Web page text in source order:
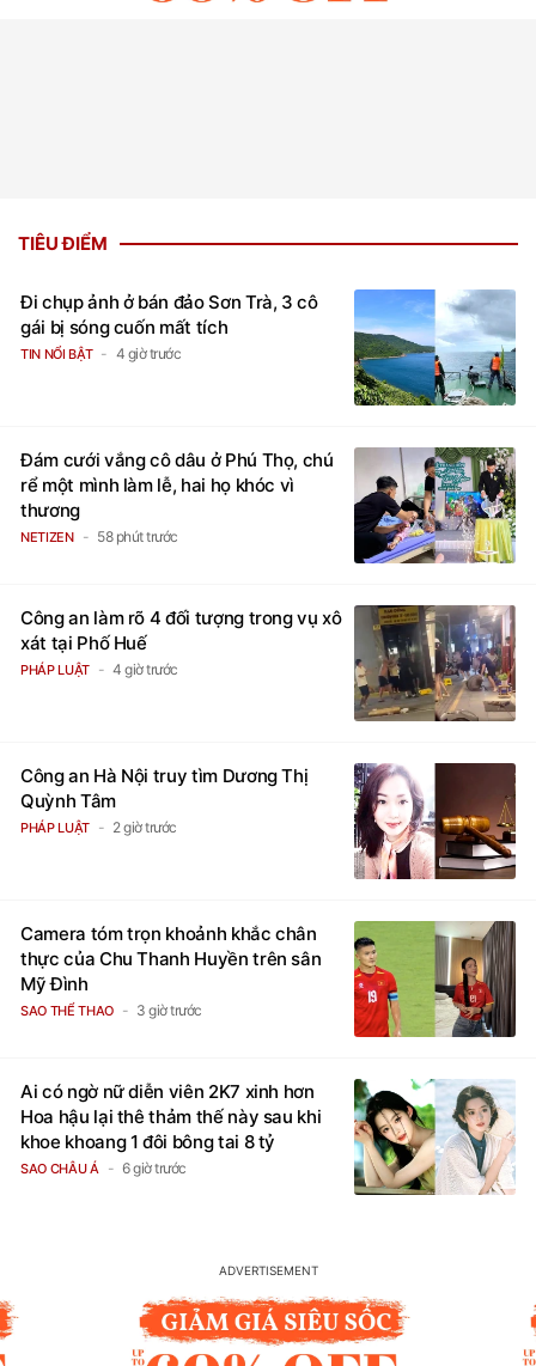
TIÊU ĐIỂM
Đi chụp ảnh ở bán đảo Sơn Trà, 3 cô
gái bị sóng cuốn mất tích
TIN NỔI BẬT 4 giờ trước
Đám cưới vắng cô dâu ở Phú Thọ, chú
rể một mình làm lễ, hai họ khóc vì
thương
NETIZEN 58 phút trước
Công an làm rõ 4 đối tượng trong vụ xô
xát tại Phố Huế
PHÁP LUẬT 4 giờ trước
Công an Hà Nội truy tìm Dương Thị
Quỳnh Tâm
PHÁP LUẬT 2 giờ trước
Camera tóm trọn khoảnh khắc chân
thực của Chu Thanh Huyền trên sân
Mỹ Đình
SAO THỂ THAO 3 giờ trước
Ai có ngờ nữ diễn viên 2K7 xinh hơn
Hoa hậu lại thê thảm thế này sau khi
khoe khoang 1 đôi bông tai 8 tỷ
SAO CHÂU Á 6 giờ trước